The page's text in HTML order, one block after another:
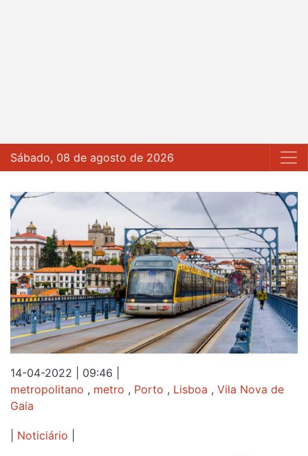
Sábado, 08 de agosto de 2026
14-04-2022 | 09:46
metropolitano , metro , Porto , Lisboa , Vila Nova de
Gaia
Noticiário